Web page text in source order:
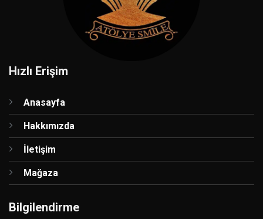
Hızlı Erişim
Anasayfa
Hakkımızda
İletişim
Mağaza
Bilgilendirme